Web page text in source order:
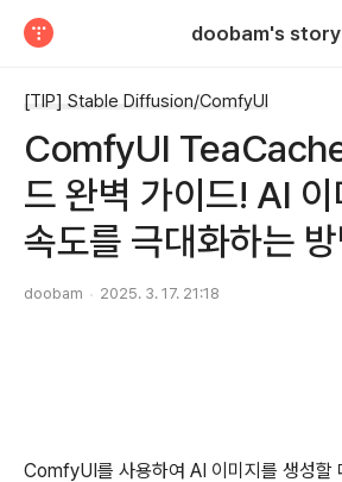
doobam's story
[TIP] Stable Diffusion/ComfyUI
ComfyUI
드 완벽 가이드! AI
속도를 극대화하는 방
doobam 2025. 3. 17. 21:18
ComfyUI를 사용하여 AI 이미지를 생성할